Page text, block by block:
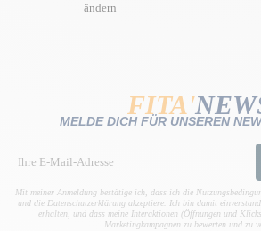
ändern
FITA'
MELDE DICH FÜR UNSEREN
Mit meiner Anmeldung bestätige ich, dass ich die
und die Datenschutzerklärung akzeptiere. Ich bin damit
erhalten, und dass meine Interaktionen (Öffnungen und
Marketingkampagnen zu bewerten und zu